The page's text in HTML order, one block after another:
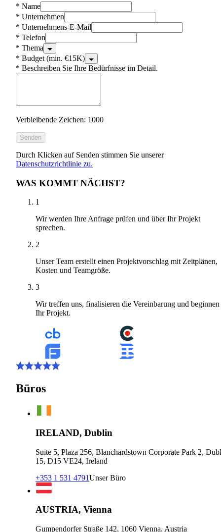
* Name
* Unternehmen
* Unternehmens-E-Mail
* Telefon
* Thema
* Budget (min. €15K)
* Beschreiben Sie Ihre Bedürfnisse im Detail.
Verbleibende Zeichen: 1000
Senden
Durch Klicken auf Senden stimmen Sie unserer
Datenschutzrichtlinie zu.
WAS KOMMT NÄCHST?
1
Wir werden Ihre Anfrage prüfen und über Ihr Projekt
sprechen.
2
Unser Team erstellt einen Projektvorschlag mit Zeitplänen,
Kosten und Teamgröße.
3
Wir treffen uns, finalisieren die Vereinbarung und beginnen
Ihr Projekt.
Büros
IRELAND, Dublin
Suite 5, Plaza 256, Blanchardstown Corporate Park 2,
15, D15 VE24, Ireland
+353 1 531 4791Unser Büro
AUSTRIA, Vienna
Gumpendorfer Straße 142, 1060 Vienna, Austria